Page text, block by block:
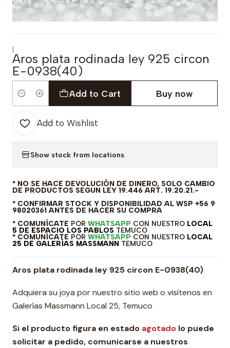
|
Aros plata rodinada ley 925 circon
E-0938(40)
Quantity
Add to Cart Buy now
Add to Wishlist
Show stock from locations
* NO SE HACE DEVOLUCIÓN DE DINERO, SOLO CAMBIO
DE PRODUCTOS SEGUN LEY 19.446 ART. 19.20.21.-
* CONFIRMAR STOCK Y DISPONIBILIDAD AL WSP +56 9
98020361 ANTES DE HACER SU COMPRA
* COMUNÍCATE POR WHATSAPP CON NUESTRO LOCAL
5 DE ESPACIO LOS PABLOS TEMUCO
* COMUNÍCATE POR WHATSAPP CON NUESTRO LOCAL
25 DE GALERÍAS MASSMANN TEMUCO
Aros plata rodinada ley 925 circon E-0938(40)
Adquiera su joya por nuestro sitio web o visítenos en
Galerías Massmann Local 25, Temuco
Si el producto figura en estado agotado lo puede
solicitar a pedido, comunicarse a nuestros